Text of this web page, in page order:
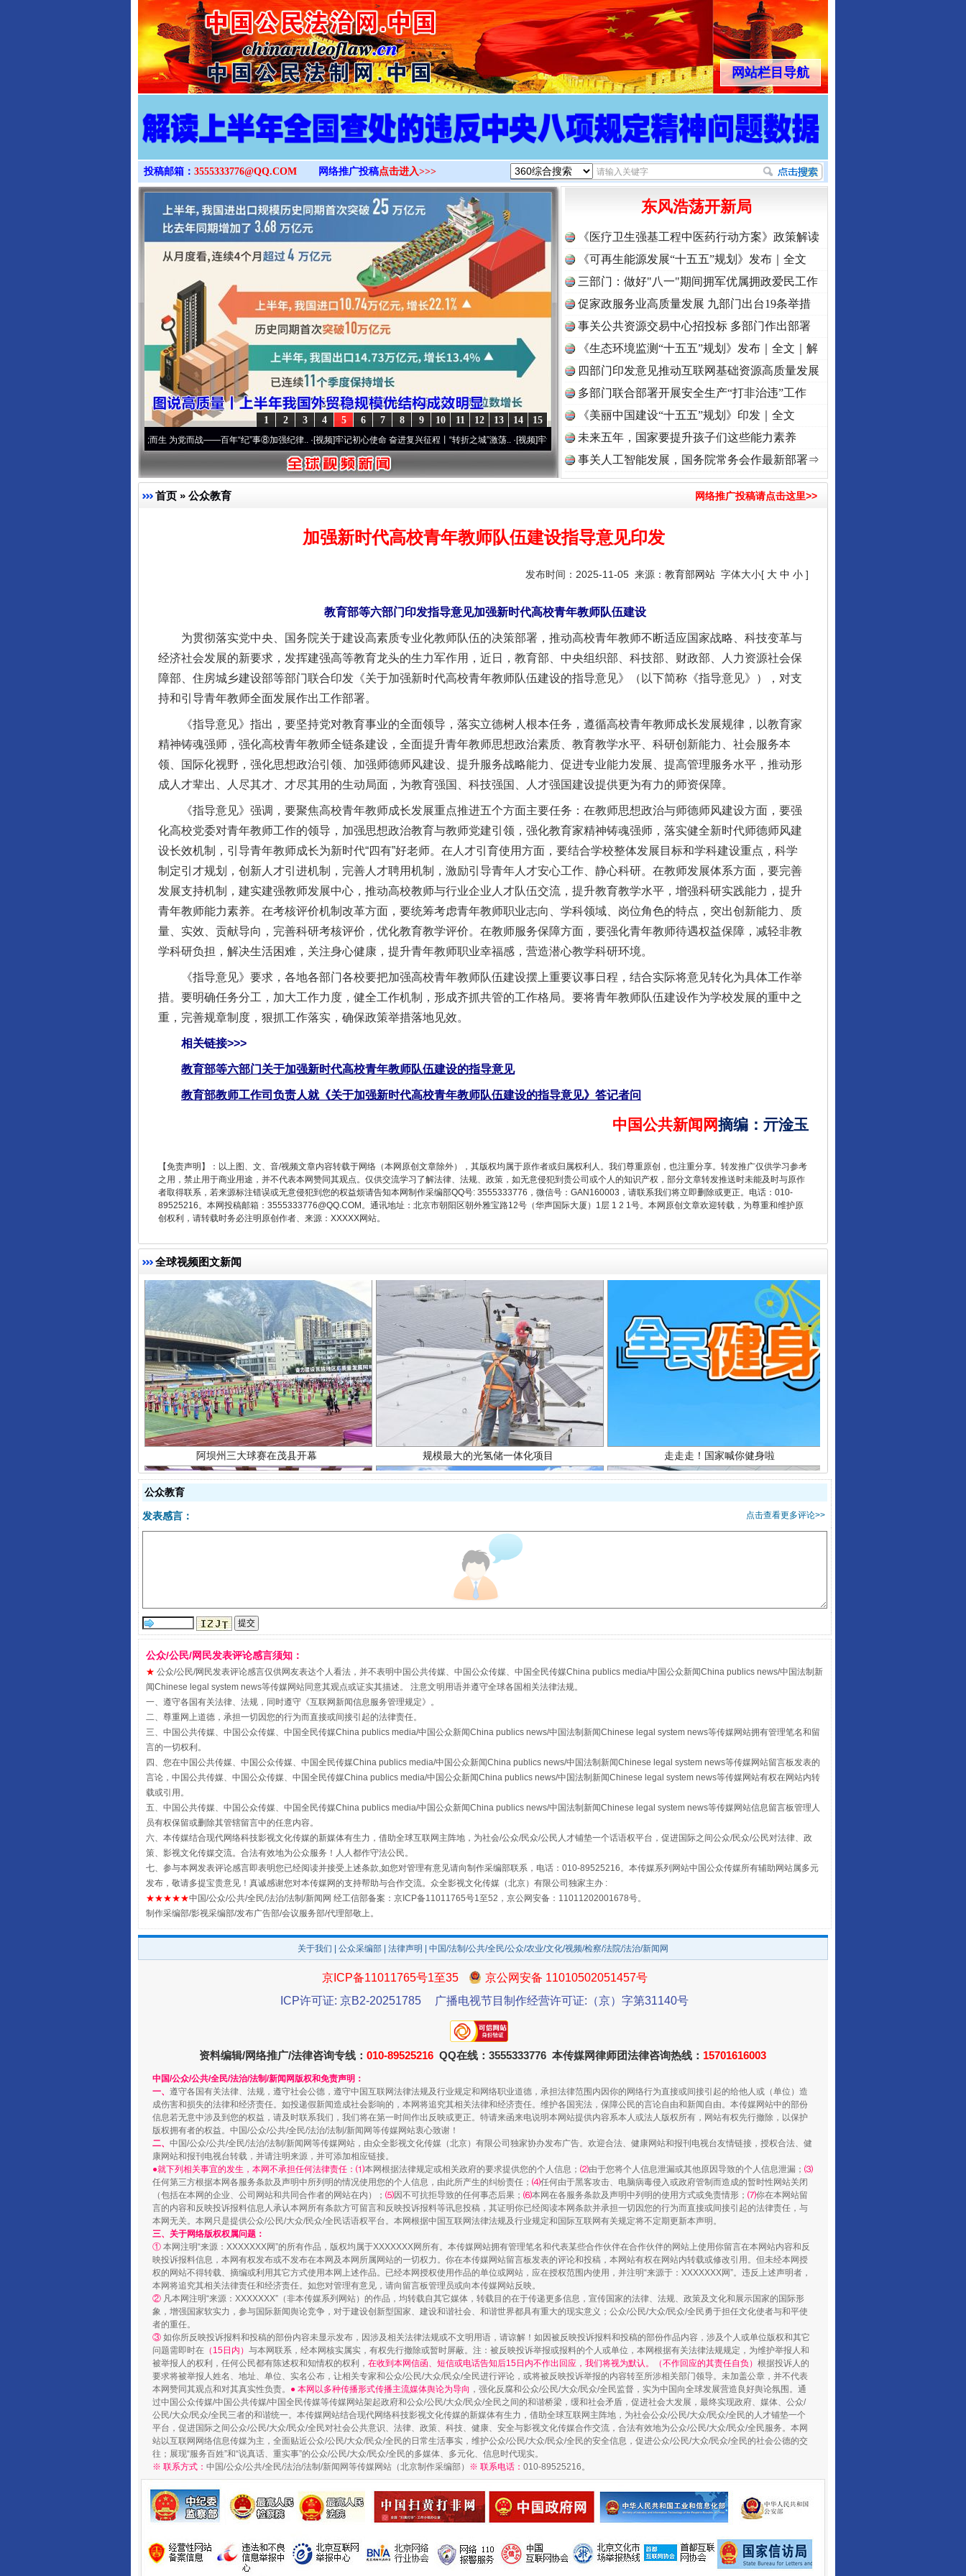
>
网站栏目导航
投稿邮箱： 3555333776@QQ.COM 网络推广投稿点击进入>>>
15
14
13
12
11
10
9
8
7
6
5
4
3
2
1
因党而生 为党而战——百年“纪”事⑧加强纪律..·[视频]牢记初心使命 奋进复兴征程丨“转折之城”激荡..·[视频]牢记初心使命 奋进复兴征程丨红船起航处 潮起..·[视频]一首歌的时间，读懂乐至的“诗与远方”
东风浩荡开新局
《医疗卫生强基工程中医药行动方案》政策解读
《可再生能源发展“十五五”规划》发布｜全文
三部门：做好"八一"期间拥军优属拥政爱民工作
促家政服务业高质量发展 九部门出台19条举措
事关公共资源交易中心招投标 多部门作出部署
《生态环境监测“十五五”规划》发布｜全文｜解
读
四部门印发意见推动互联网基础资源高质量发展
多部门联合部署开展安全生产“打非治违”工作
《美丽中国建设“十五五”规划》印发｜全文
未来五年，国家要提升孩子们这些能力素养
事关人工智能发展，国务院常务会作最新部署⇒
首页 » 公众教育 网络推广投稿请点击这里>>
加强新时代高校青年教师队伍建设指导意见印发
发布时间：2025-11-05 来源： 教育部网站 字体大小[ 大 中 小 ]
教育部等六部门印发指导意见加强新时代高校青年教师队伍建设
为贯彻落实党中央、国务院关于建设高素质专业化教师队伍的决策部署，推动高校青年教师不断适应国家战略、科技变革与
经济社会发展的新要求，发挥建强高等教育龙头的生力军作用，近日，教育部、中央组织部、科技部、财政部、人力资源社会保
障部、住房城乡建设部等部门联合印发《关于加强新时代高校青年教师队伍建设的指导意见》（以下简称《指导意见》），对支
持和引导青年教师全面发展作出工作部署。
《指导意见》指出，要坚持党对教育事业的全面领导，落实立德树人根本任务，遵循高校青年教师成长发展规律，以教育家
精神铸魂强师，强化高校青年教师全链条建设，全面提升青年教师思想政治素质、教育教学水平、科研创新能力、社会服务本
领、国际化视野，强化思想政治引领、加强师德师风建设、提升服务战略能力、促进专业能力发展、提高管理服务水平，推动形
成人才辈出、人尽其才、才尽其用的生动局面，为教育强国、科技强国、人才强国建设提供更为有力的师资保障。
《指导意见》强调，要聚焦高校青年教师成长发展重点推进五个方面主要任务：在教师思想政治与师德师风建设方面，要强
化高校党委对青年教师工作的领导，加强思想政治教育与教师党建引领，强化教育家精神铸魂强师，落实健全新时代师德师风建
设长效机制，引导青年教师成长为新时代“四有”好老师。在人才引育使用方面，要结合学校整体发展目标和学科建设重点，科学
制定引才规划，创新人才引进机制，完善人才聘用机制，激励引导青年人才安心工作、静心科研。在教师发展体系方面，要完善
发展支持机制，建实建强教师发展中心，推动高校教师与行业企业人才队伍交流，提升教育教学水平，增强科研实践能力，提升
青年教师能力素养。在考核评价机制改革方面，要统筹考虑青年教师职业志向、学科领域、岗位角色的特点，突出创新能力、质
量、实效、贡献导向，完善科研考核评价，优化教育教学评价。在教师服务保障方面，要强化青年教师待遇权益保障，减轻非教
学科研负担，解决生活困难，关注身心健康，提升青年教师职业幸福感，营造潜心教学科研环境。
《指导意见》要求，各地各部门各校要把加强高校青年教师队伍建设摆上重要议事日程，结合实际将意见转化为具体工作举
措。要明确任务分工，加大工作力度，健全工作机制，形成齐抓共管的工作格局。要将青年教师队伍建设作为学校发展的重中之
重，完善规章制度，狠抓工作落实，确保政策举措落地见效。
相关链接>>>
教育部等六部门关于加强新时代高校青年教师队伍建设的指导意见
教育部教师工作司负责人就《关于加强新时代高校青年教师队伍建设的指导意见》答记者问
中国公共新闻网摘编 ： 亓淦玉
【免责声明】：以上图、文、音/视频文章内容转载于网络（本网原创文章除外），其版权均属于原作者或归属权利人。我们尊重原创，也注重分享。转发推广仅供学习参考
之用，禁止用于商业用途，并不代表本网赞同其观点。仅供交流学习了解法律、法规、政策，如无意侵犯到贵公司或个人的知识产权，部分文章转发推送时未能及时与原作
者取得联系，若来源标注错误或无意侵犯到您的权益烦请告知本网制作采编部QQ号: 3555333776，微信号：GAN160003，请联系我们将立即删除或更正。电话：010-
89525216。本网投稿邮箱：3555333776@QQ.COM。通讯地址：北京市朝阳区朝外雅宝路12号（华声国际大厦）1层 1 2 1号。本网原创文章欢迎转载，为尊重和维护原
创权利，请转载时务必注明原创作者、来源：XXXXX网站。
全球视频图文新闻
完善运行机制助力责任有效落实 一纸欠条伤亲情 巡回调解促和解.. 行业协会接连发公告
东山县通报“牛蛙产品抗生素超标问题” 法徽映军营 权益有保障 让核能赋能千行百业
揭开“小金库”的免责幌子 以产业富民促振兴 酒驾未被当场查获能处罚吗
受贿1.44亿！段成刚被判无期 从幼儿园到大学，有这些资助 “后车司机肯定在骂我”
全民健身五年计划来了！等你上场 事关残疾人未来5年 让传统村落焕发生机
阿坝州三大球赛在茂县开幕 规模最大的光氢储一体化项目 走走走！国家喊你健身啦
镜头丨大暑三秋近
扯下公款旅游的“隐身衣” 如何以同查同治破解风腐交织难题 养老服务师职业资格制度暂行规定
“蜀中异人”王建安的艺术幻境 一颗心始终滚烫 还老百姓一个明白家底
完善运行机制助力责任有效落实 一纸欠条伤亲情 巡回调解促和解.. 行业协会接连发公告
东山县通报“牛蛙产品抗生素超标问题” 法徽映军营 权益有保障 让核能赋能千行百业
公众教育
点击查看更多评论>>
发表感言：
公众/公民/网民发表评论感言须知：
★ 公众/公民/网民发表评论感言仅供网友表达个人看法，并不表明中国公共传媒、中国公众传媒、中国全民传媒China publics media/中国公众新闻China publics news/中国法制新
闻Chinese legal system news等传媒网站同意其观点或证实其描述。 注意文明用语并遵守全球各国相关法律法规。
一、遵守各国有关法律、法规，同时遵守《互联网新闻信息服务管理规定》。
二、尊重网上道德，承担一切因您的行为而直接或间接引起的法律责任。
三、中国公共传媒、中国公众传媒、中国全民传媒China publics media/中国公众新闻China publics news/中国法制新闻Chinese legal system news等传媒网站拥有管理笔名和留
言的一切权利。
四、您在中国公共传媒、中国公众传媒、中国全民传媒China publics media/中国公众新闻China publics news/中国法制新闻Chinese legal system news等传媒网站留言板发表的
言论，中国公共传媒、中国公众传媒、中国全民传媒China publics media/中国公众新闻China publics news/中国法制新闻Chinese legal system news等传媒网站有权在网站内转
载或引用。
五、中国公共传媒、中国公众传媒、中国全民传媒China publics media/中国公众新闻China publics news/中国法制新闻Chinese legal system news等传媒网站信息留言板管理人
员有权保留或删除其管辖留言中的任意内容。
六、本传媒结合现代网络科技影视文化传媒的新媒体有生力，借助全球互联网主阵地，为社会/公众/民众/公民人才铺垫一个话语权平台，促进国际之间公众/民众/公民对法律、政
策、影视文化传媒交流。合法有效地为公众服务！人人都作守法公民。
七、参与本网发表评论感言即表明您已经阅读并接受上述条款,如您对管理有意见请向制作采编部联系，电话：010-89525216。本传媒系列网站中国公众传媒所有辅助网站属多元
发布，敬请多提宝贵意见！真诚感谢您对本传媒网的支持帮助与合作交流。众全影视文化传媒（北京）有限公司独家主办 :
★★★★★中国/公众/公共/全民/法治/法制/新闻网 经工信部备案：京ICP备11011765号1至52，京公网安备：11011202001678号。
制作采编部/影视采编部/发布广告部/会议服务部/代理部敬上。
关于我们 公众采编部 法律声明 | 中国/法制/公共/全民/公众/农业/文化/视频/检察/法院/法治/新闻网
京ICP备11011765号1至35
京公网安备 11010502051457号
ICP许可证: 京B2-20251785
广播电视节目制作经营许可证:（京）字第31140号
资料编辑/网络推广/法律咨询专线： 010-89525216 QQ在线：3555333776 本传媒网律师团法律咨询热线： 15701616003
中国/公众/公共/全民/法治/法制/新闻网版权和免责声明：
一、 遵守各国有关法律、法规，遵守社会公德，遵守中国互联网法律法规及行业规定和网络职业道德，承担法律范围内因你的网络行为直接或间接引起的给他人或（单位）造
成伤害和损失的法律和经济责任。如投递假新闻造成社会影响的，本网将追究其相关法律和经济责任。维护各国宪法，保障公民的言论自由和新闻自由。本传媒网站中的部份
信息若无意中涉及到您的权益，请及时联系我们，我们将在第一时间作出反映或更正。特请来函来电说明本网站提供内容系本人或法人版权所有，网站有权先行撤除，以保护
版权拥有者的权益。中国/公众/公共/全民/法治/法制/新闻网等传媒网站衷心致谢！
二、 中国/公众/公共/全民/法治/法制/新闻网等传媒网站，由众全影视文化传媒（北京）有限公司独家协办发布广告。欢迎合法、健康网站和报刊电视台友情链接，授权合法、健
康网站和报刊电视台转载，并请注明来源，并可添加相应链接。
●就下列相关事宜的发生，本网不承担任何法律责任：⑴本网根据法律规定或相关政府的要求提供您的个人信息； ⑵由于您将个人信息泄漏或其他原因导致的个人信息泄漏； ⑶
任何第三方根据本网各服务条款及声明中所列明的情况使用您的个人信息，由此所产生的纠纷责任； ⑷任何由于黑客攻击、电脑病毒侵入或政府管制而造成的暂时性网站关闭
（包括在本网的企业、公司网站和共同合作者的网站在内）； ⑸因不可抗拒导致的任何事态后果； ⑹本网在各服务条款及声明中列明的使用方式或免责情形； ⑺你在本网站留
言的内容和反映投诉报料信息人承认本网所有条款方可留言和反映投诉报料等讯息投稿，其证明你已经阅读本网条款并承担一切因您的行为而直接或间接引起的法律责任，与
本网无关。本网只是提供公众/公民/大众/民众/全民话语权平台。本网根据中国互联网法律法规及行业规定和国际互联网有关规定将不定期更新本声明。
三、关于网络版权权属问题：
① 本网注明“来源：XXXXXXX网”的所有作品，版权均属于XXXXXXX网所有。本传媒网站拥有管理笔名和代表某些合作伙伴在合作伙伴的网站上使用你留言在本网站内容和反
映投诉报料信息，本网有权发布或不发布在本网及本网所属网站的一切权力。你在本传媒网站留言板发表的评论和投稿，本网站有权在网站内转载或修改引用。但未经本网授
权的网站不得转载、摘编或利用其它方式使用本网上述作品。已经本网授权使用作品的单位或网站，应在授权范围内使用，并注明“来源于：XXXXXXX网”。违反上述声明者，
本网将追究其相关法律责任和经济责任。如您对管理有意见，请向留言板管理员或向本传媒网站反映。
② 凡本网注明“来源：XXXXXXX”（非本传媒系列网站）的作品，均转载自其它媒体，转载目的在于传递更多信息，宣传国家的法律、法规、政策及文化和展示国家的国际形
象，增强国家软实力，参与国际新闻舆论竞争，对于建设创新型国家、建设和谐社会、和谐世界都具有重大的现实意义；公众/公民/大众/民众/全民勇于担任文化使者与和平使
者的重任。
③ 如你所反映投诉报料和投稿的部份内容未显示发布，因涉及相关法律法规或不文明用语，请谅解！如因被反映投诉报料和投稿的部份作品内容，涉及个人或单位版权和其它
问题需即时在 （15日内） 与本网联系，经本网核实属实，有权先行撤除或暂时屏蔽。注：被反映投诉举报或报料的个人或单位，本网根据有关法律法规规定，为维护举报人和
被举报人的权利，任何公民都有陈述权和知情权的权利， 在收到本网信函、短信或电话告知后15日内不作出回应，我们将视为默认。（不作回应的其责任自负） 根据投诉人的
要求将被举报人姓名、地址、单位、实名公布，让相关专家和公众/公民/大众/民众/全民进行评论，或将被反映投诉举报的内容转至所涉相关部门领导。未加盖公章，并不代表
本网赞同其观点和对其真实性负责。 ● 本网以多种传播形式传播主流媒体舆论为导向 ，强化反腐和公众/公民/大众/民众/全民监督，实为中国向全球发展营造良好舆论氛围。通
过中国公众传媒/中国公共传媒/中国全民传媒等传媒网站架起政府和公众/公民/大众/民众/全民之间的和谐桥梁，缓和社会矛盾，促进社会大发展，最终实现政府、媒体、公众/
公民/大众/民众/全民三者的和谐统一。本传媒网站结合现代网络科技影视文化传媒的新媒体有生力，借助全球互联网主阵地，为社会公众/公民/大众/民众/全民的人才铺垫一个
平台，促进国际之间公众/公民/大众/民众/全民对社会公共意识、法律、政策、科技、健康、安全与影视文化传媒合作交流，合法有效地为公众/公民/大众/民众/全民服务。本网
站以互联网网络信息传媒为主，全面贴近公众/公民/大众/民众/全民的日常生活事实，维护公众/公民/大众/民众/全民的安全信息，促进公众/公民/大众/民众/全民的社会公德的交
往；展现“服务百姓”和“说真话、重实事”的公众/公民/大众/民众/全民的多媒体、多元化、信息时代现实。
※ 联系方式： 中国/公众/公共/全民/法治/法制/新闻网等传媒网站（北京制作采编部） ※ 联系电话： 010-89525216。